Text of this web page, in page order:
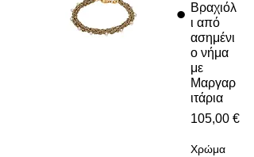
Βραχιόλ
ι από
ασημένι
ο νήμα
με
Μαργαρ
ιτάρια
105,00 €
Χρώμα